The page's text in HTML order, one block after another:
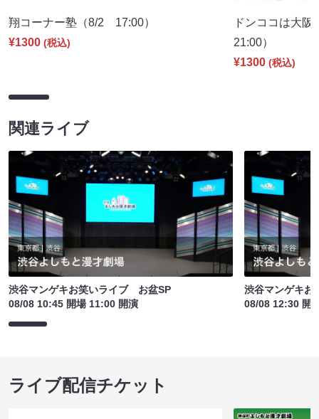
翔コーナー塾（8/2 17:00）
¥1300 (税込)
ドンココは大
21:00）
¥1300 (税込)
関連ライブ
渋谷マンゲキお笑いライブ お盆SP
08/08 10:45 開場 11:00 開演
渋谷マンゲキ
08/08 12:30 開
ライブ配信チケット